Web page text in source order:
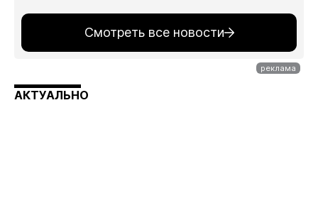
Смотреть все новости
АКТУАЛЬНО